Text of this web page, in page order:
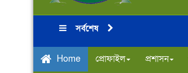
সর্বশেষ
Home প্রোফাইল প্রশাসন